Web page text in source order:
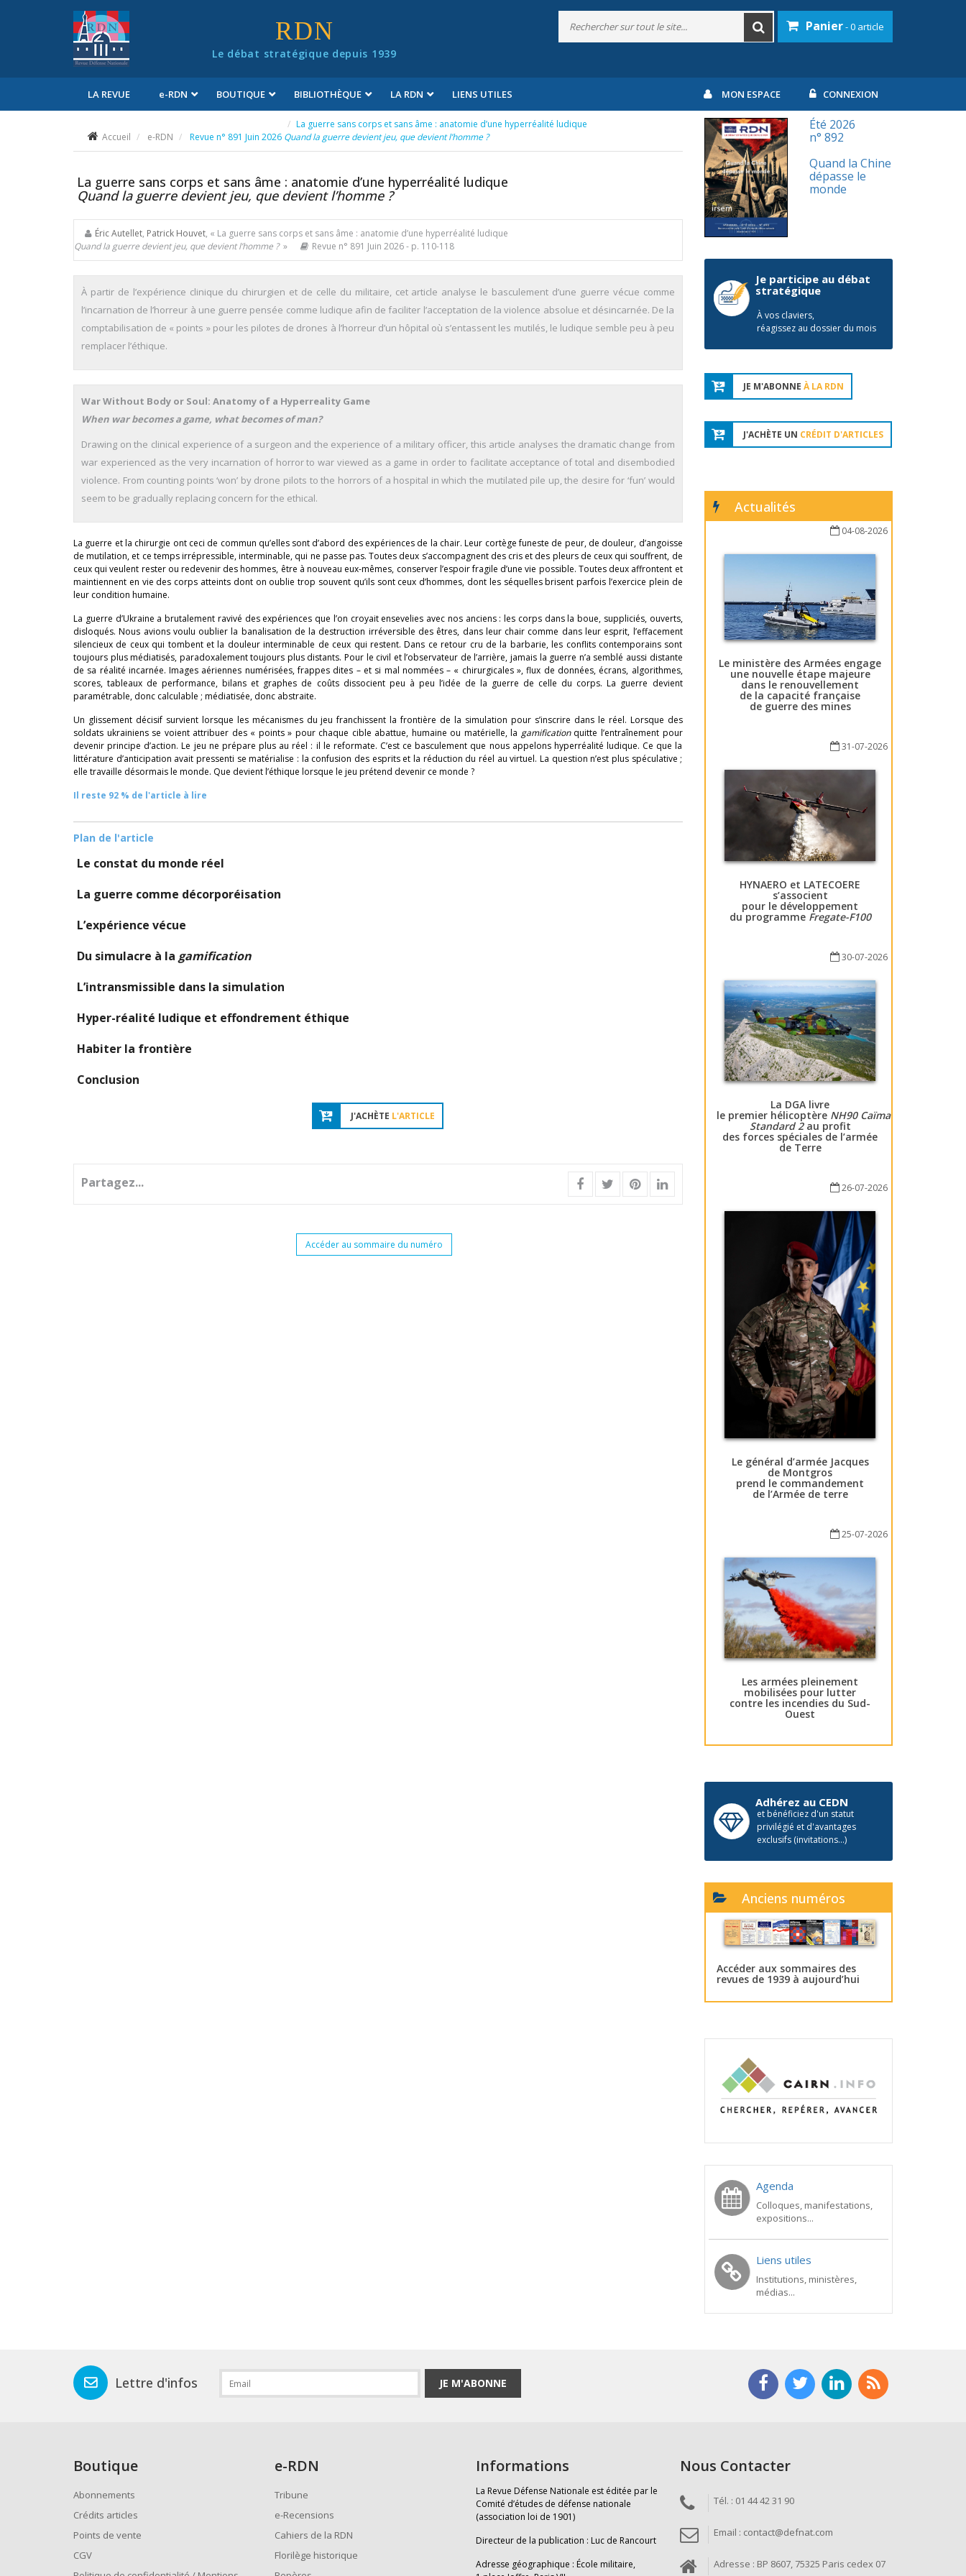
RDN
Le débat stratégique depuis 1939
Panier- 0 article
LA REVUE e-RDN BOUTIQUE BIBLIOTHÈQUE LA RDN LIENS UTILES MON ESPACE CONNEXION
Accueil e-RDN Revue n° 891 Juin 2026
La guerre sans corps et sans âme : anatomie d’une hyperréalité ludique
Quand la guerre devient jeu, que devient l’homme ?
La guerre sans corps et sans âme : anatomie d’une hyperréalité ludique
Quand la guerre devient jeu, que devient l’homme ?
Éric Autellet, Patrick Houvet, « La guerre sans corps et sans âme : anatomie d’une hyperréalité ludique
Quand la guerre devient jeu, que devient l’homme ?» Revue n° 891 Juin 2026- p. 110-118
À partir de l’expérience clinique du chirurgien et de celle du militaire, cet article analyse le basculement d’une guerre vécue comme
l’incarnation de l’horreur à une guerre pensée comme ludique afin de faciliter l’acceptation de la violence absolue et désincarnée. De la
comptabilisation de « points » pour les pilotes de drones à l’horreur d’un hôpital où s’entassent les mutilés, le ludique semble peu à peu
remplacer l’éthique.
War Without Body or Soul: Anatomy of a Hyperreality Game
When war becomes a game, what becomes of man?
Drawing on the clinical experience of a surgeon and the experience of a military officer, this article analyses the dramatic change from
war experienced as the very incarnation of horror to war viewed as a game in order to facilitate acceptance of total and disembodied
violence. From counting points ‘won’ by drone pilots to the horrors of a hospital in which the mutilated pile up, the desire for ‘fun’ would
seem to be gradually replacing concern for the ethical.
La guerre et la chirurgie ont ceci de commun qu’elles sont d’abord des expériences de la chair. Leur cortège funeste de peur, de douleur, d’angoisse
de mutilation, et ce temps irrépressible, interminable, qui ne passe pas. Toutes deux s’accompagnent des cris et des pleurs de ceux qui souffrent, de
ceux qui veulent rester ou redevenir des hommes, être à nouveau eux-mêmes, conserver l’espoir fragile d’une vie possible. Toutes deux affrontent et
maintiennent en vie des corps atteints dont on oublie trop souvent qu’ils sont ceux d’hommes, dont les séquelles brisent parfois l’exercice plein de
leur condition humaine.
La guerre d’Ukraine a brutalement ravivé des expériences que l’on croyait ensevelies avec nos anciens : les corps dans la boue, suppliciés, ouverts,
disloqués. Nous avions voulu oublier la banalisation de la destruction irréversible des êtres, dans leur chair comme dans leur esprit, l’effacement
silencieux de ceux qui tombent et la douleur interminable de ceux qui restent. Dans ce retour cru de la barbarie, les conflits contemporains sont
toujours plus médiatisés, paradoxalement toujours plus distants. Pour le civil et l’observateur de l’arrière, jamais la guerre n’a semblé aussi distante
de sa réalité incarnée. Images aériennes numérisées, frappes dites – et si mal nommées – « chirurgicales », flux de données, écrans, algorithmes,
scores, tableaux de performance, bilans et graphes de coûts dissocient peu à peu l’idée de la guerre de celle du corps. La guerre devient
paramétrable, donc calculable ; médiatisée, donc abstraite.
Un glissement décisif survient lorsque les mécanismes du jeu franchissent la frontière de la simulation pour s’inscrire dans le réel. Lorsque des
soldats ukrainiens se voient attribuer des « points » pour chaque cible abattue, humaine ou matérielle, la gamificationquitte l’entraînement pour
devenir principe d’action. Le jeu ne prépare plus au réel : il le reformate. C’est ce basculement que nous appelons hyperréalité ludique. Ce que la
littérature d’anticipation avait pressenti se matérialise : la confusion des esprits et la réduction du réel au virtuel. La question n’est plus spéculative ;
elle travaille désormais le monde. Que devient l’éthique lorsque le jeu prétend devenir ce monde ?
Il reste 92 % de l'article à lire
Plan de l'article
Le constat du monde réel
La guerre comme décorporéisation
L’expérience vécue
Du simulacre à la gamification
L’intransmissible dans la simulation
Hyper-réalité ludique et effondrement éthique
Habiter la frontière
Conclusion
J'ACHÈTE L'ARTICLE
Partagez...
Accéder au sommaire du numéro
Été 2026
n° 892
Quand la Chine
dépasse le
monde
Je participe au débat
stratégique
À vos claviers,
réagissez au dossier du mois
JE M'ABONNE À LA RDN
J'ACHÈTE UN CRÉDIT D'ARTICLES
Actualités
04-08-2026
Le ministère des Armées engage
une nouvelle étape majeure
dans le renouvellement
de la capacité française
de guerre des mines
31-07-2026
HYNAERO et LATECOERE
s’associent
pour le développement
du programme Fregate-F100
30-07-2026
La DGA livre
le premier hélicoptère NH90 Caïman
Standard 2au profit
des forces spéciales de l’armée
de Terre
26-07-2026
Le général d’armée Jacques
de Montgros
prend le commandement
de l’Armée de terre
25-07-2026
Les armées pleinement
mobilisées pour lutter
contre les incendies du Sud-
Ouest
Adhérez au CEDN
et bénéficiez d'un statut
privilégié et d'avantages
exclusifs (invitations...)
Anciens numéros
Accéder aux sommaires des
revues de 1939 à aujourd’hui
Agenda
Colloques, manifestations,
expositions...
Liens utiles
Institutions, ministères,
médias...
Lettre d'infos JE M'ABONNE
Boutique
Abonnements
Crédits articles
Points de vente
CGV
e-RDN
Tribune
e-Recensions
Cahiers de la RDN
Florilège historique
Informations
La Revue Défense Nationale est éditée par le
Comité d’études de défense nationale
(association loi de 1901)
Directeur de la publication : Luc de Rancourt
Adresse géographique : École militaire,
Nous Contacter
Tél. : 01 44 42 31 90
Email : contact@defnat.com
Adresse : BP 8607, 75325 Paris cedex 07